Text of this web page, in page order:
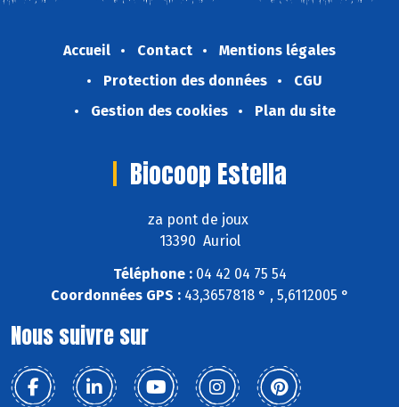
Accueil Contact
Mentions légales
Protection des données
CGU
Gestion des cookies
Plan du site
Biocoop Estella
za pont de joux
13390 Auriol
Téléphone :04 42 04 75 54
Coordonnées GPS :43,3657818 ° , 5,6112005 °
Nous suivre sur